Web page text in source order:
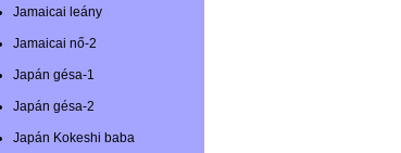
Jamaicai leány
Jamaicai nő-2
Japán gésa-1
Japán gésa-2
Japán Kokeshi baba